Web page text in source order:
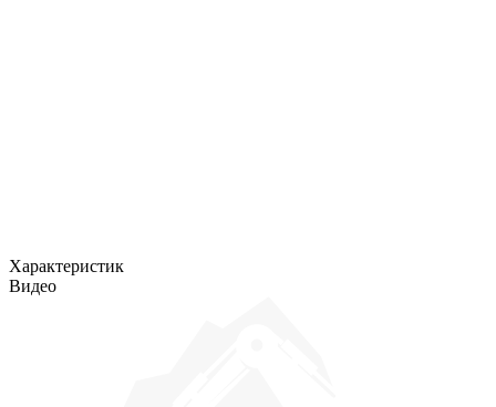
Характеристик
Видео